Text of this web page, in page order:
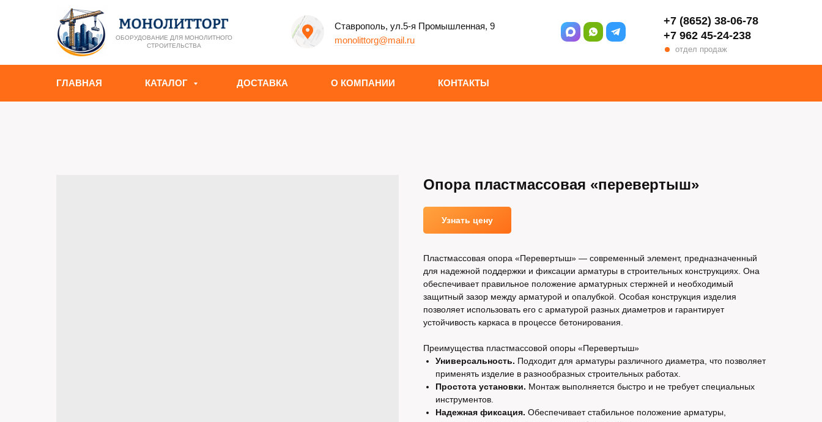
Ставрополь, ул.5-я Промышленная, 9
monolittorg@mail.ru
+7 (8652) 38-06-78
+7 962 45-24-238
отдел продаж
ОБОРУДОВАНИЕ ДЛЯ МОНОЛИТНОГО
СТРОИТЕЛЬСТВА
ГЛАВНАЯ КАТАЛОГ ДОСТАВКА О КОМПАНИИ КОНТАКТЫ
Опора пластмассовая «перевертыш»
Узнать цену
Пластмассовая опора «Перевертыш» — современный элемент, предназначенный
для надежной поддержки и фиксации арматуры в строительных конструкциях. Она
обеспечивает правильное положение арматурных стержней и необходимый
защитный зазор между арматурой и опалубкой. Особая конструкция изделия
позволяет использовать его с арматурой разных диаметров и гарантирует
устойчивость каркаса в процессе бетонирования.
Преимущества пластмассовой опоры «Перевертыш»
Универсальность. Подходит для арматуры различного диаметра, что позволяет
применять изделие в разнообразных строительных работах.
Простота установки. Монтаж выполняется быстро и не требует специальных
инструментов.
Надежная фиксация. Обеспечивает стабильное положение арматуры,